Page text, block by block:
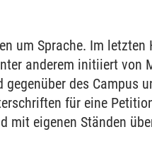
um Sprache. Im
anderem initiiert von
des Campus
für eine
mit eigenen Ständen